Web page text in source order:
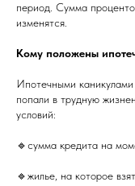
период. Сумма
изменятся.
Кому положены
Ипотечными каникулами
попали в трудную
условий:
🔹сумма кредита на
🔹жилье, на которое